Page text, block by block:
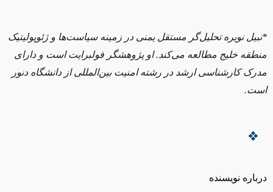
درباره نویسنده
*نبیل نویره تحلیل‌گر مستقل یمنی در زمینه سیاست‌ها و ژئوپولیتیک
منطقه خلیج مطالعه می‌کند. او پژوهشگر فولبرایت است و دارای
مدرک کارشناسی ارشد در رشته امنیت بین‌المللی از دانشگاه دنور
است.